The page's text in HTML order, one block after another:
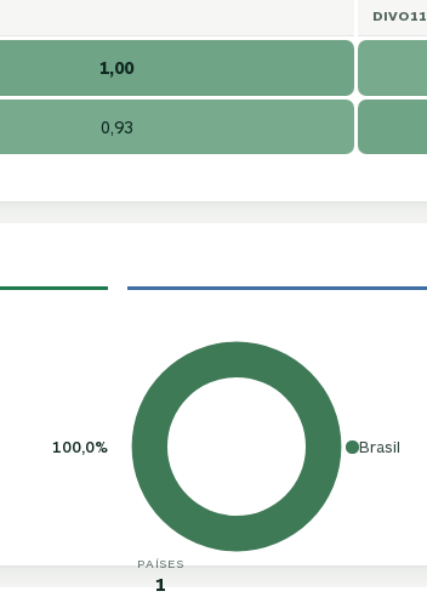
DIVO11
1,00
0,93
100,0%
PAÍSES
1
Brasil